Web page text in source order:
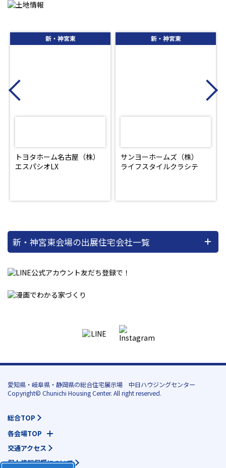
Previous
トヨタホーム名古屋（株）
エスパシオLX
新・神宮東
サンヨーホームズ（株）
ライフスタイルクラシテ
新・神宮東
新・神宮東会場の出展住宅会社一覧
愛知県・岐阜県・静岡県の総合住宅展示場 中日ハウジングセンター
Copyright© Chunichi Housing Center. All right reserved.
総合TOP
各会場TOP
交通アクセス
個人情報保護について